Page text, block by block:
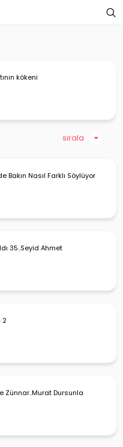
kökeni
sırala
Bakın Nasıl Farklı Söylüyor
35..Seyid Ahmet
2
Zünnar..Murat Dursunla